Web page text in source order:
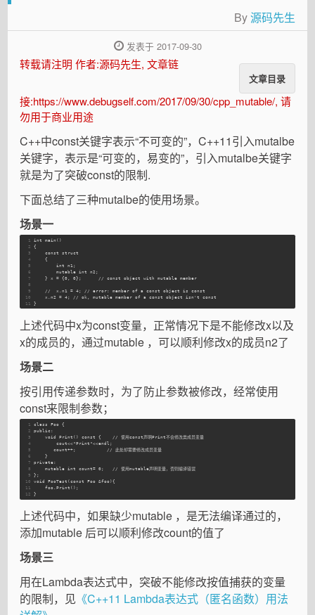
By源码先生
发表于 2017-09-30
文章目录
转载请注明 作者:源码先生, 文章链
接:https://www.debugself.com/2017/09/30/cpp_mutable/, 请
勿用于商业用途
C++中const关键字表示“不可变的”，C++11引入mutalbe
关键字，表示是“可变的，易变的”，引入mutalbe关键字
就是为了突破const的限制.
下面总结了三种mutalbe的使用场景。
场景一
1
2
3
4
5
6
7
8
9
10
11
int main()
{
const struct
{
int n1;
mutable int n2;
} x = {0, 0};      // const object with mutable member
//  x.n1 = 4; // error: member of a const object is const
x.n2 = 4; // ok, mutable member of a const object isn't const
}
上述代码中x为const变量，正常情况下是不能修改x以及
x的成员的，通过mutable ，可以顺利修改x的成员n2了
场景二
按引用传递参数时，为了防止参数被修改，经常使用
const来限制参数；
1
2
3
4
5
6
7
8
9
10
11
12
class Foo {
public:
void Print() const {    // 使用const声明Print不会修改类成员变量
cout<<"Print"<<endl;
count++;           // 此处却需要修改成员变量
}
private:
mutable int count= 0;   // 使用mutable声明变量，否则编译错误
};
void FooTest(const Foo &foo){
foo.Print();
}
上述代码中，如果缺少mutable ，是无法编译通过的，
添加mutable 后可以顺利修改count的值了
场景三
用在Lambda表达式中，突破不能修改按值捕获的变量
的限制，见 《C++11 Lambda表达式（匿名函数）用法